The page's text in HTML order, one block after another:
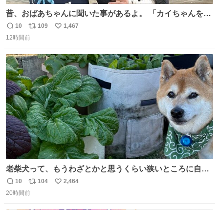
昔、おばあちゃんに聞いた事があるよ。 「カイちゃんをい
じめると、アイツが海から上がって来るぞ。」って。
返
信
10
リ
ポ
ト
数
109
い
数
1,467
12時間前
老柴犬って、もうわざとかと思うくらい狭いところに自ら
はまりにいくじゃないですか？ 今朝ガーデニングしてる飼
い主の間にはまってきて、最高に可愛かった♥️
返
信
10
リ
ポ
104
い
2,464
20時間前